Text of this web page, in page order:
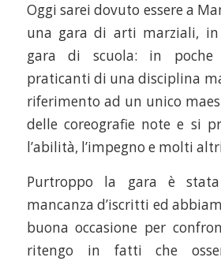
Oggi sarei dovuto essere a
una gara di arti marziali,
gara di scuola: in
praticanti di una disciplina
riferimento ad un unico
delle coreografie note e si
l’abilità, l’impegno e molti
Purtroppo la gara è
mancanza d’iscritti ed
buona occasione per
ritengo in fatti che